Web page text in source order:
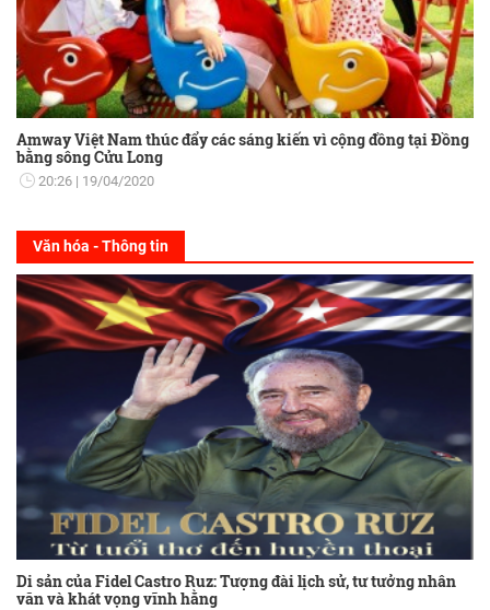
Amway Việt Nam thúc đẩy các sáng kiến vì cộng đồng tại Đồng
bằng sông Cửu Long
20:26 19/04/2020
Văn hóa - Thông tin
Di sản của Fidel Castro Ruz: Tượng đài lịch sử, tư tưởng nhân
văn và khát vọng vĩnh hằng